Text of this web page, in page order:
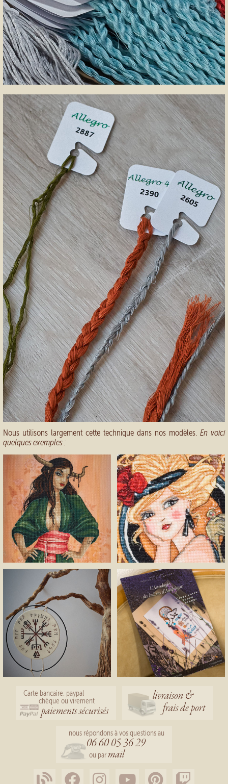
Nous utilisons largement cette technique dans nos modèles. En voici
quelques exemples :
Carte bancaire, paypal
chèque ou virement
paiements sécurisés
livraison &
frais de port
nous répondons à vos questions au
06 60 05 36 29
ou parmail